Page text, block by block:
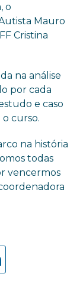
o
Mauro
Cristina
na análise
por cada
e caso
curso.
na história
todas
vencermos